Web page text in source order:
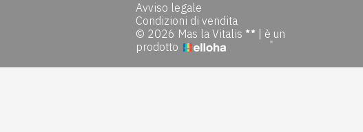
Avviso legale
Condizioni di vendita
© 2026 Mas la Vitalis
è un
prodotto